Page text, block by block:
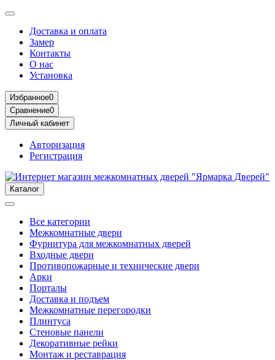
Доставка и оплата
Замер
Контакты
О нас
Установка
Избранное0
Сравнение0
Личный кабинет
Авторизация
Регистрация
Каталог
Все категории
Межкомнатные двери
Фурнитура для межкомнатных дверей
Входные двери
Противопожарные и технические двери
Арки
Порталы
Доставка и подъем
Межкомнатные перегородки
Плинтуса
Стеновые панели
Декоративные рейки
Монтаж и реставрация